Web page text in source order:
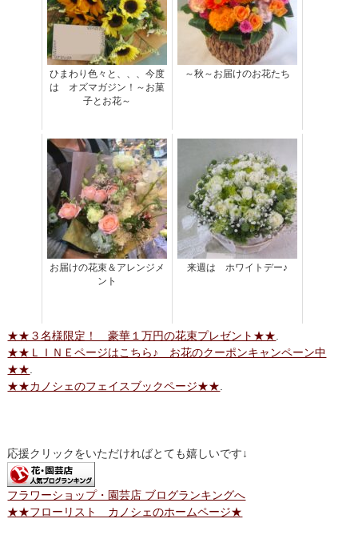
ひまわり色々と、、、今度
は オズマガジン！～お菓
子とお花～
～秋～お届けのお花たち
お届けの花束＆アレンジメ
ント
来週は ホワイトデー♪
★★３名様限定！ 豪華１万円の花束プレゼント★★
★★ＬＩＮＥページはこちら♪ お花のクーポンキャンペーン中
★★
★★カノシェのフェイスブックページ★★
応援クリックをいただければとても嬉しいです↓
フラワーショップ・園芸店 ブログランキングへ
★★フローリスト カノシェのホームページ★